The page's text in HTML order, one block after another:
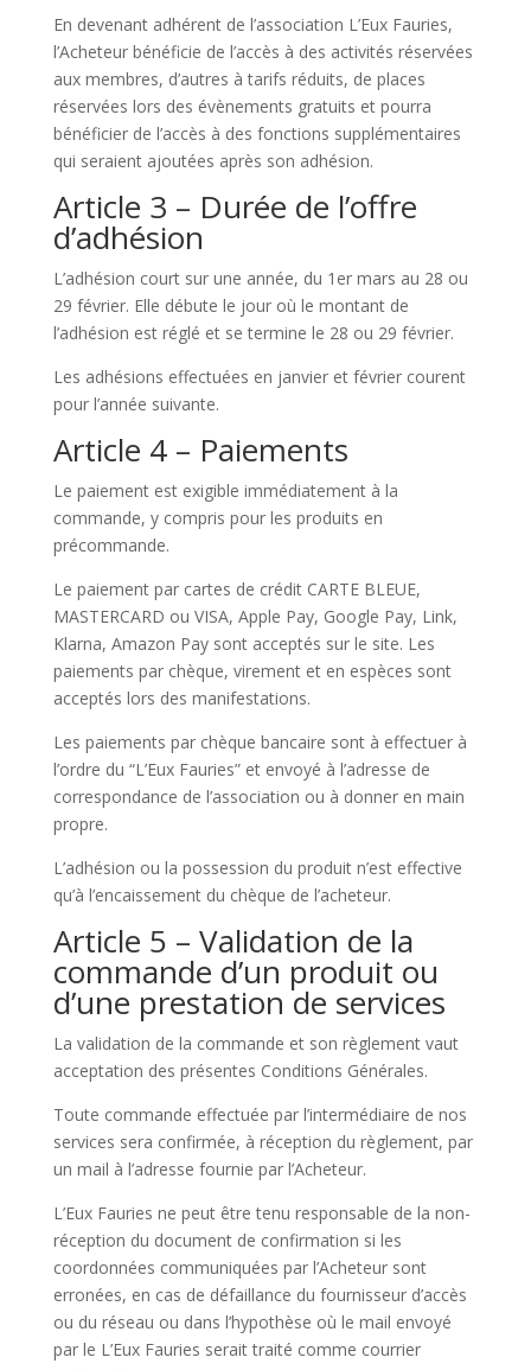
En devenant adhérent de l’association L’Eux Fauries,
l’Acheteur bénéficie de l’accès à des activités réservées
aux membres, d’autres à tarifs réduits, de places
réservées lors des évènements gratuits et pourra
bénéficier de l’accès à des fonctions supplémentaires
qui seraient ajoutées après son adhésion.
Article 3 – Durée de l’offre
d’adhésion
L’adhésion court sur une année, du 1er mars au 28 ou
29 février. Elle débute le jour où le montant de
l’adhésion est réglé et se termine le 28 ou 29 février.
Les adhésions effectuées en janvier et février courent
pour l’année suivante.
Article 4 – Paiements
Le paiement est exigible immédiatement à la
commande, y compris pour les produits en
précommande.
Le paiement par cartes de crédit CARTE BLEUE,
MASTERCARD ou VISA, Apple Pay, Google Pay, Link,
Klarna, Amazon Pay sont acceptés sur le site. Les
paiements par chèque, virement et en espèces sont
acceptés lors des manifestations.
Les paiements par chèque bancaire sont à effectuer à
l’ordre du “L’Eux Fauries” et envoyé à l’adresse de
correspondance de l’association ou à donner en main
propre.
L’adhésion ou la possession du produit n’est effective
qu’à l’encaissement du chèque de l’acheteur.
Article 5 – Validation de la
commande d’un produit ou
d’une prestation de services
La validation de la commande et son règlement vaut
acceptation des présentes Conditions Générales.
Toute commande effectuée par l’intermédiaire de nos
services sera confirmée, à réception du règlement, par
un mail à l’adresse fournie par l’Acheteur.
L’Eux Fauries ne peut être tenu responsable de la non-
réception du document de confirmation si les
coordonnées communiquées par l’Acheteur sont
erronées, en cas de défaillance du fournisseur d’accès
ou du réseau ou dans l’hypothèse où le mail envoyé
par le L’Eux Fauries serait traité comme courrier